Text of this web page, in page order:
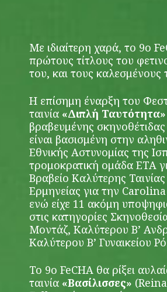
Με ιδιαίτερη χαρά, το 9ο
πρώτους τίτλους του
του, και τους καλεσμένους
Η επίσημη έναρξη του
ταινία «Διπλή Ταυτότητα»
βραβευμένης
είναι βασισμένη στην
Εθνικής Αστυνομίας της
τρομοκρατική ομάδα ETA
Βραβείο Καλύτερης
Ερμηνείας για την
ενώ είχε 11 ακόμη
στις κατηγορίες
Μοντάζ, Καλύτερου Β’
Καλύτερου Β’ Γυναικείου
Το 9ο FeCHA θα ρίξει
ταινία «Βασίλισσες»